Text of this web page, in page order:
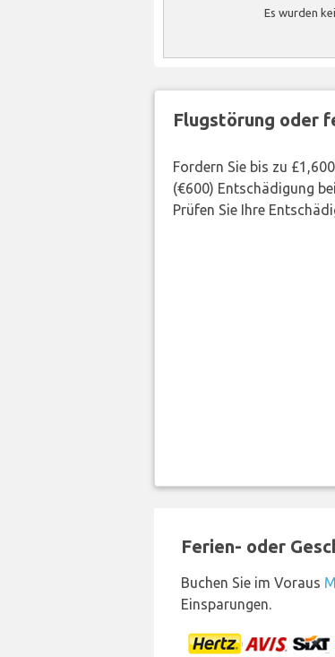
Es wurden
Flugstörung oder
Fordern Sie bis zu
(€600) Entschädigung
Prüfen Sie Ihre
Ferien- oder
Buchen Sie im Voraus
Einsparungen.